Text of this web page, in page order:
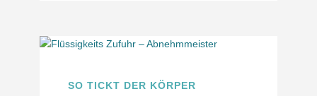
SO TICKT DER KÖRPER